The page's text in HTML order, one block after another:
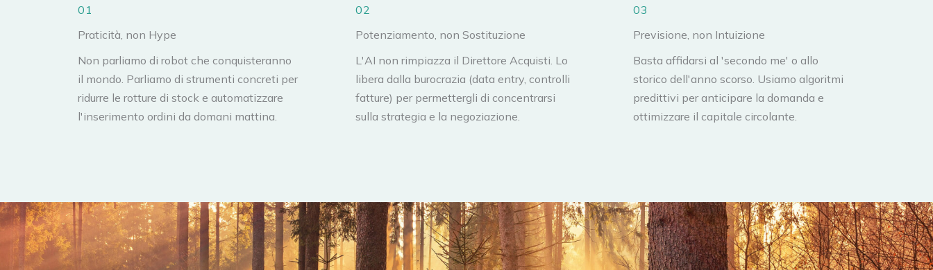
01
Praticità, non Hype
Non parliamo di robot che conquisteranno
il mondo. Parliamo di strumenti concreti per
ridurre le rotture di stock e automatizzare
l'inserimento ordini da domani mattina.
02
Potenziamento, non Sostituzione
L'AI non rimpiazza il Direttore Acquisti. Lo
libera dalla burocrazia (data entry, controlli
fatture) per permettergli di concentrarsi
sulla strategia e la negoziazione.
03
Previsione, non Intuizione
Basta affidarsi al 'secondo me' o allo
storico dell'anno scorso. Usiamo algoritmi
predittivi per anticipare la domanda e
ottimizzare il capitale circolante.